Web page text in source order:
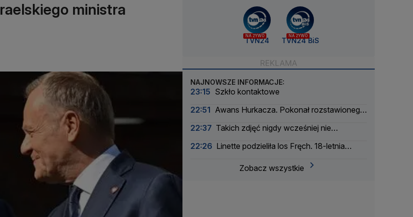
ministra
NA ŻYWO
TVN24
NA ŻYWO
TVN24 BiS
NAJNOWSZE INFORMACJE:
23:15 Szkło kontaktowe
22:51 Awans Hurkacza. Pokonał rozstawionego
22:37 Takich zdjęć nigdy wcześniej nie
22:26 Linette podzieliła los Fręch. 18-letnia
Zobacz wszystkie